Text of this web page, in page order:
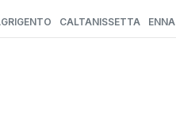
CALTANISSETTA ENNA